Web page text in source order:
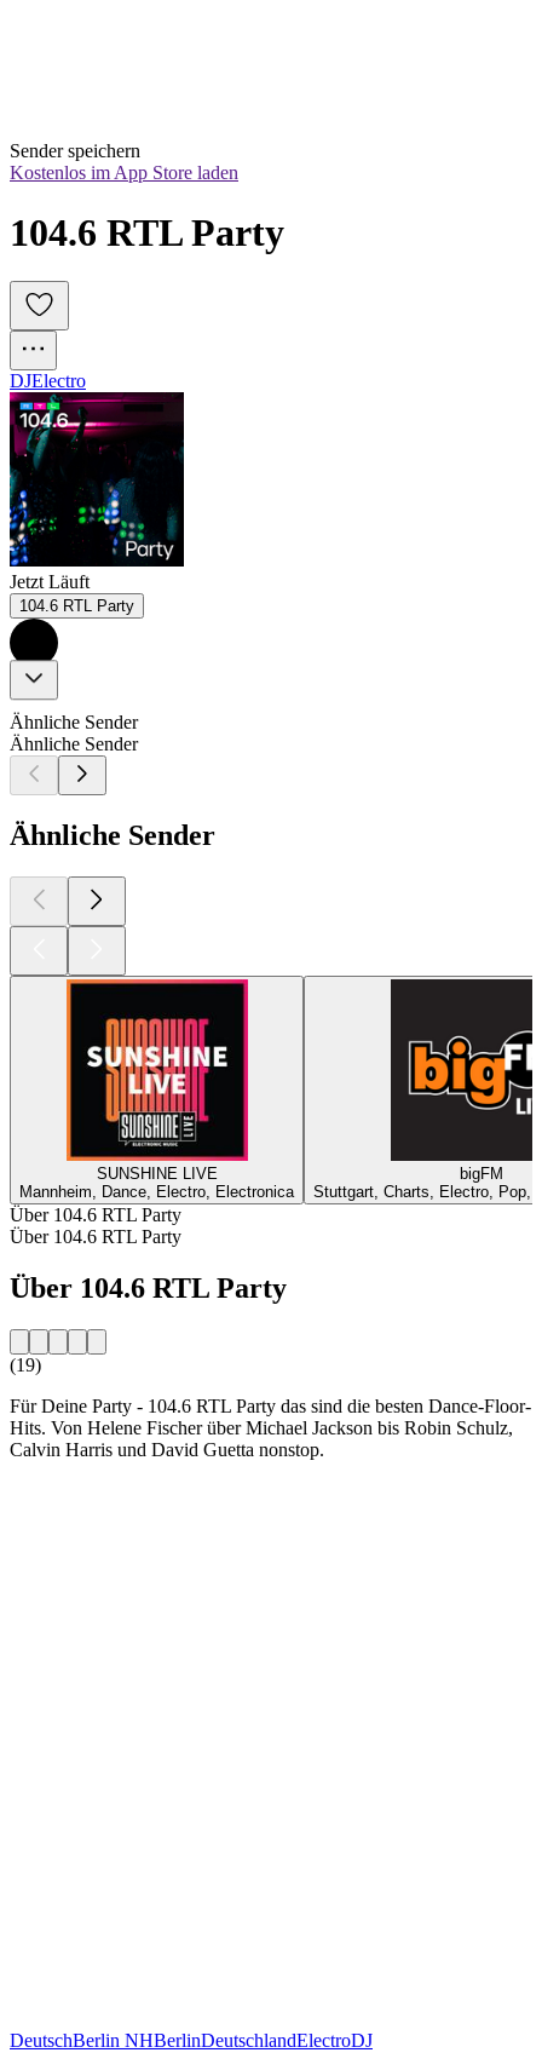
Sender speichern
Kostenlos im App Store laden
104.6 RTL Party
DJElectro
Jetzt Läuft
104.6 RTL Party
Ähnliche Sender
Ähnliche Sender
Ähnliche Sender
SUNSHINE LIVE
Mannheim, Dance, Electro, Electronica
bigFM
Stuttgart, Charts, Electro, Pop,
Über 104.6 RTL Party
Über 104.6 RTL Party
Über 104.6 RTL Party
(19)
Für Deine Party - 104.6 RTL Party das sind die besten Dance-Floor-
Hits. Von Helene Fischer über Michael Jackson bis Robin Schulz,
Calvin Harris und David Guetta nonstop.
DeutschBerlin NHBerlinDeutschlandElectroDJ